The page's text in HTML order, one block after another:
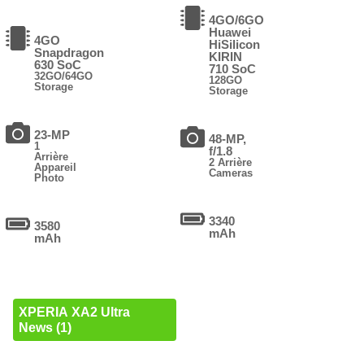
4GO
Snapdragon
630 SoC
32GO/64GO
Storage
23-MP
1
Arrière
Appareil
Photo
3580
mAh
XPERIA XA2 Ultra
News (1)
4GO/6GO
Huawei
HiSilicon
KIRIN
710 SoC
128GO
Storage
48-MP,
f/1.8
2 Arrière
Cameras
3340
mAh